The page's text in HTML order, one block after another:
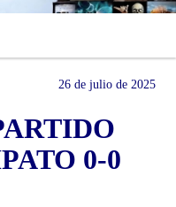
26 de julio de 2025
0-0